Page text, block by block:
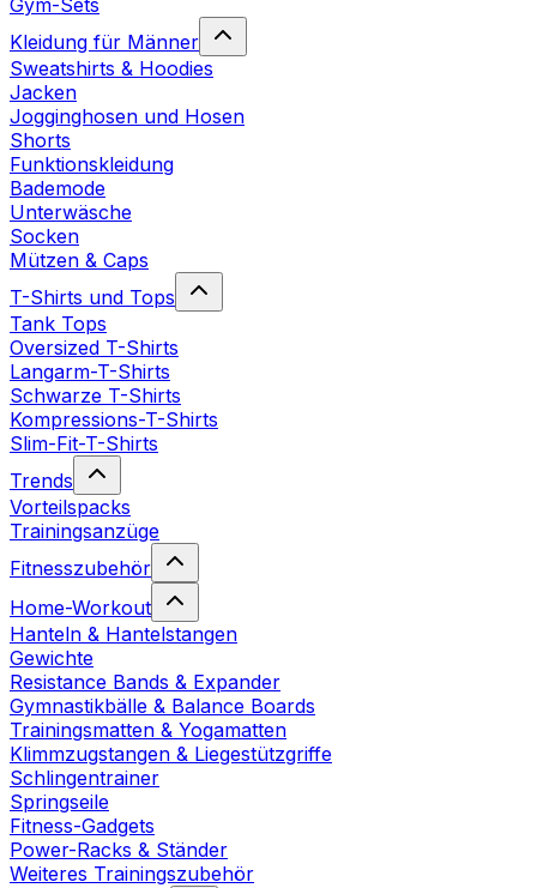
Gym-Sets
Kleidung für Männer
Sweatshirts & Hoodies
Jacken
Jogginghosen und Hosen
Shorts
Funktionskleidung
Bademode
Unterwäsche
Socken
Mützen & Caps
T-Shirts und Tops
Tank Tops
Oversized T-Shirts
Langarm-T-Shirts
Schwarze T-Shirts
Kompressions-T-Shirts
Slim-Fit-T-Shirts
Trends
Vorteilspacks
Trainingsanzüge
Fitnesszubehör
Home-Workout
Hanteln & Hantelstangen
Gewichte
Resistance Bands & Expander
Gymnastikbälle & Balance Boards
Trainingsmatten & Yogamatten
Klimmzugstangen & Liegestützgriffe
Schlingentrainer
Springseile
Fitness-Gadgets
Power-Racks & Ständer
Weiteres Trainingszubehör